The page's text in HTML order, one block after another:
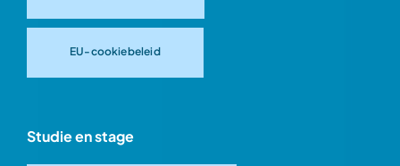
EU-cookiebeleid
Studie en stage